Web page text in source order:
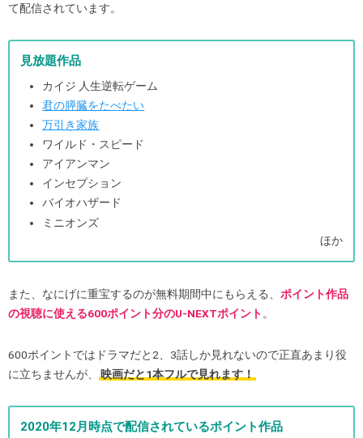
て配信されています。
見放題作品
カイジ 人生逆転ゲーム
君の膵臓をたべたい
万引き家族
ワイルド・スピード
アイアンマン
インセプション
バイオハザード
ミニオンズ
ほか
また、なにげに重宝するのが無料期間中にもらえる、 ポイント作品
の視聴に使える600ポイント分のU-NEXTポイント 。
600ポイントではドラマだと2、3話しか見れないので正直あまり役
に立ちませんが、
映画だと1本フルで見れます！
2020年12月時点で配信されているポイント作品